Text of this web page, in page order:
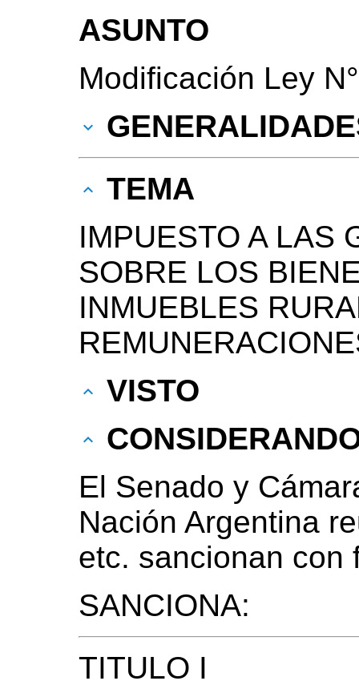
ASUNTO
Modificación Ley
TEMA
IMPUESTO A LAS
SOBRE LOS
INMUEBLES
VISTO
El Senado y
Nación Argentina
etc. sancionan con
SANCIONA:
TITULO I